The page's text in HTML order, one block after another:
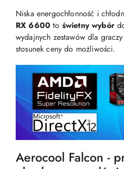
Niska energochłonność i
RX 6600to świetny wybór
wydajnych zestawów dla
stosunek ceny do możliwości.
Aerocool Falcon -